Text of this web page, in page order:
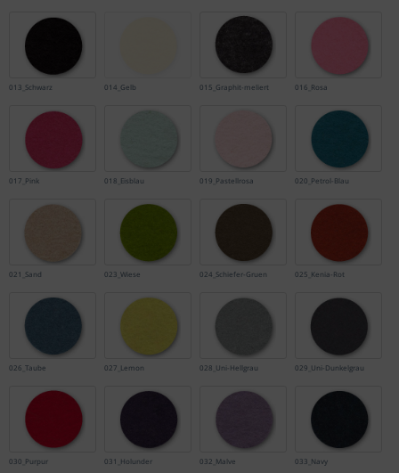
013_Schwarz 014_Gelb 015_Graphit-meliert 016_Rosa
017_Pink 018_Eisblau 019_Pastellrosa 020_Petrol-Blau
021_Sand 023_Wiese 024_Schiefer-Gruen 025_Kenia-Rot
026_Taube 027_Lemon 028_Uni-Hellgrau 029_Uni-Dunkelgrau
030_Purpur 031_Holunder 032_Malve 033_Navy